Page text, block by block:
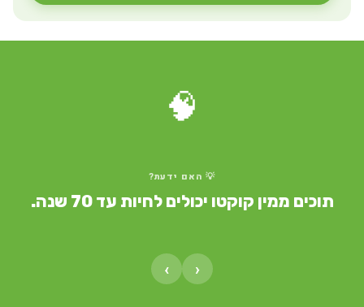
🧠
💡 האם ידעת?
תוכים ממין קוקטו יכולים לחיות עד 70 שנה.